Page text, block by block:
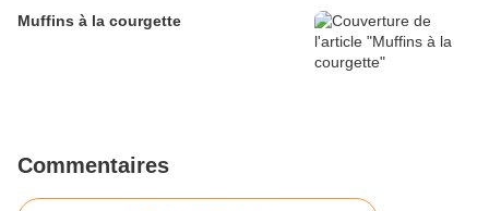
Muffins à la courgette
Commentaires